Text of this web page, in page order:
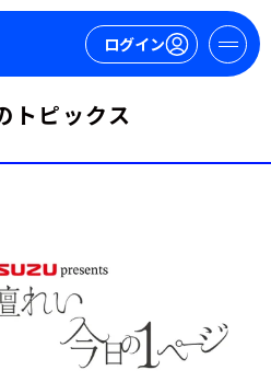
ログイン
トピックス